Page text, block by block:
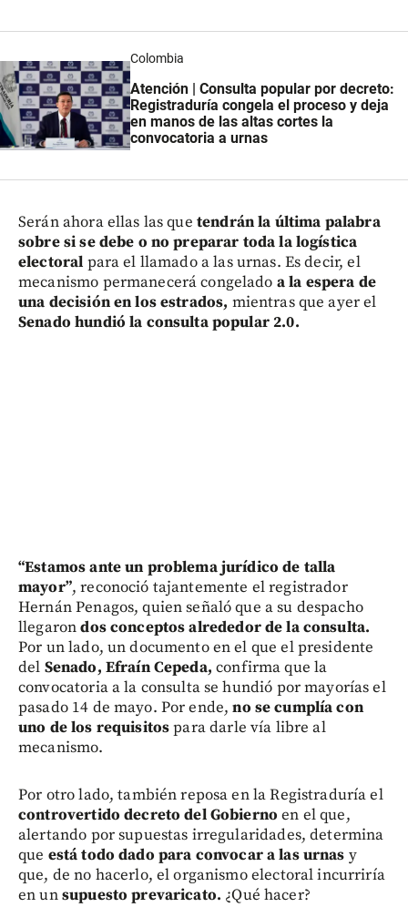
Colombia
Atención | Consulta popular por decreto:
Registraduría congela el proceso y deja
en manos de las altas cortes la
convocatoria a urnas
Serán ahora ellas las que tendrán la última palabra
sobre si se debe o no preparar toda la logística
electoral para el llamado a las urnas. Es decir, el
mecanismo permanecerá congelado a la espera de
una decisión en los estrados, mientras que ayer el
Senado hundió la consulta popular 2.0.
“Estamos ante un problema jurídico de talla
mayor”, reconoció tajantemente el registrador
Hernán Penagos, quien señaló que a su despacho
llegarondos conceptos alrededor de la consulta.
Por un lado, un documento en el que el presidente
del Senado, Efraín Cepeda,confirma que la
convocatoria a la consulta se hundió por mayorías el
pasado 14 de mayo. Por ende,no se cumplía con
uno de los requisitospara darle vía libre al
mecanismo.
Por otro lado, también reposa en la Registraduría el
controvertido decreto del Gobierno en el que,
alertando por supuestas irregularidades, determina
que está todo dado para convocar a las urnas y
que, de no hacerlo, el organismo electoral incurriría
en unsupuesto prevaricato. ¿Qué hacer?